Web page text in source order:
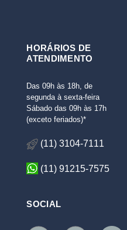
HORÁRIOS DE
ATENDIMENTO
Das 09h às 18h, de
segunda à sexta-feira
Sábado das 09h às 17h
(exceto feriados)*
(11) 3104-7111
(11) 91215-7575
SOCIAL